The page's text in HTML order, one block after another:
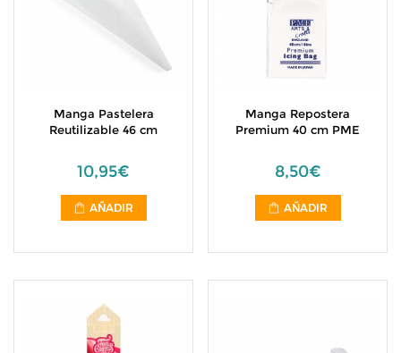
Manga Pastelera
Reutilizable 46 cm
10,95€
AÑADIR
Manga Repostera
Premium 40 cm PME
8,50€
AÑADIR